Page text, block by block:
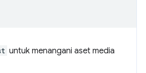
untuk menangani aset media